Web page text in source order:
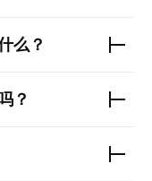
么？
？